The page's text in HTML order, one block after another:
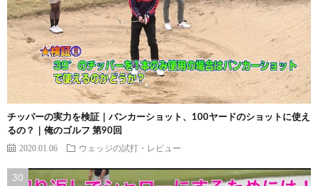
チッパーの実力を検証｜バンカーショット、100ヤードのショットに使え
るの？｜俺のゴルフ 第90回
2020.01.06 ウェッジの試打・レビュー